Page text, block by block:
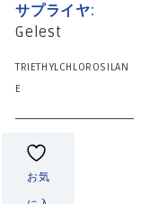
サプライヤ:
Gelest
TRIETHYLCHLOROSILAN
E
お気